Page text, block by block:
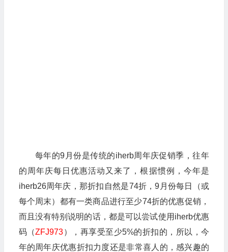
每年的9月份是传统的iherb周年庆促销季，往年
的周年庆每日优惠活动又来了，根据惯例，今年是
iherb26周年庆，那折扣自然是74折，9月份每日（或
每个周末）都有一类商品进行至少74折的优惠促销，
而且没有特别说明的话，都是可以尝试使用iherb优惠
码（ZFJ973），再享受至少5%的折扣的，所以，今
年的周年庆优惠折扣力度还是非常喜人的，感兴趣的